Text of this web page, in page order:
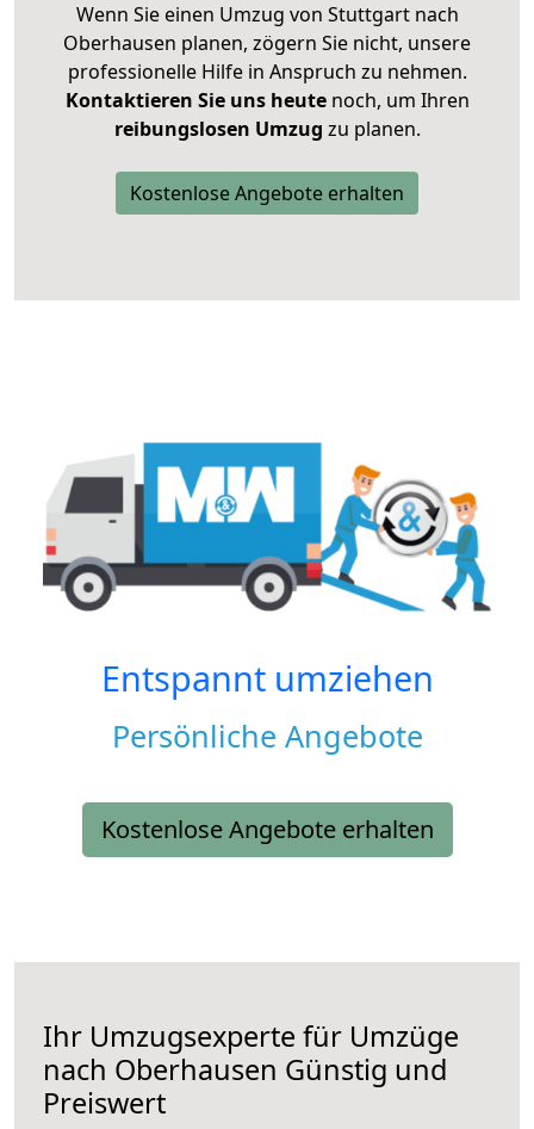
Wenn Sie einen Umzug von Stuttgart nach
Oberhausen planen, zögern Sie nicht, unsere
professionelle Hilfe in Anspruch zu nehmen.
Kontaktieren Sie uns heutenoch, um Ihren
reibungslosen Umzug zu planen.
Kostenlose Angebote erhalten
Entspannt umziehen
Persönliche Angebote
Kostenlose Angebote erhalten
Ihr Umzugsexperte für Umzüge
nach Oberhausen Günstig und
Preiswert